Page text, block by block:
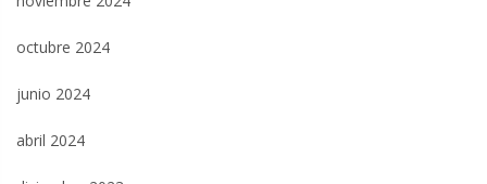
octubre 2024
junio 2024
abril 2024